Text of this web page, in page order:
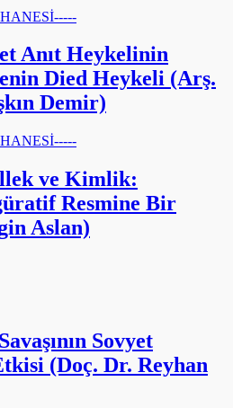
Anıt Heykelinin
Died Heykeli (Arş.
Demir)
ve Kimlik:
Resmine Bir
Aslan)
Sovyet
(Doç. Dr. Reyhan